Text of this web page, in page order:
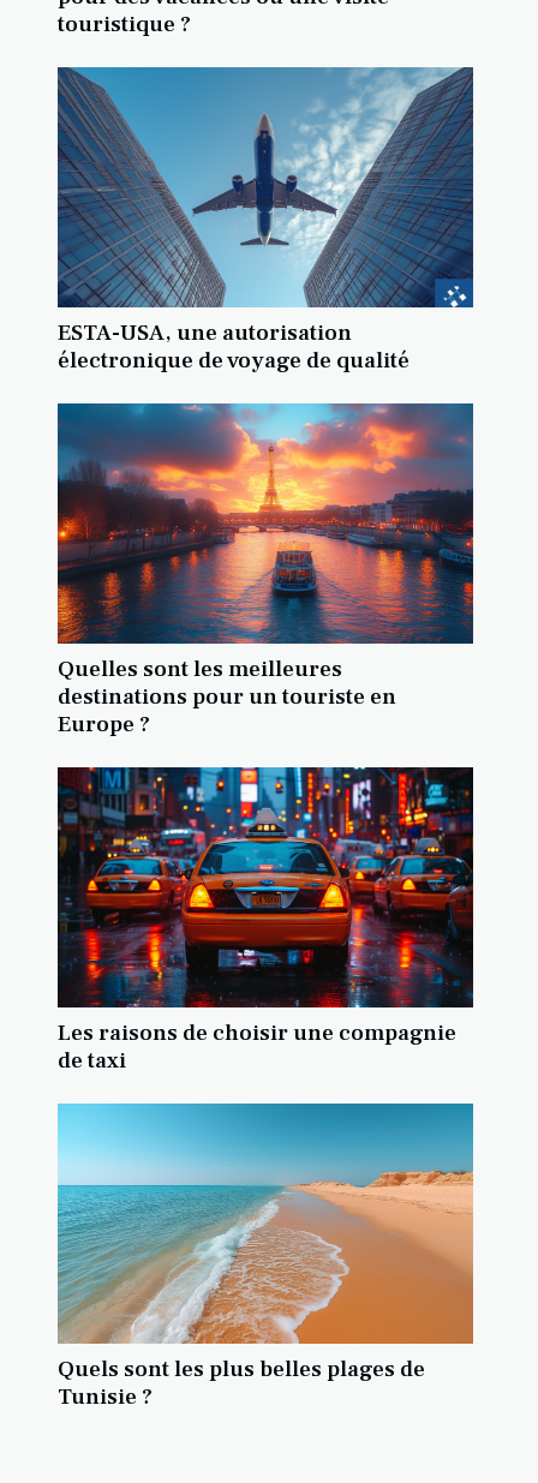
touristique ?
ESTA-USA, une autorisation
électronique de voyage de qualité
Quelles sont les meilleures
destinations pour un touriste en
Europe ?
Les raisons de choisir une compagnie
de taxi
Quels sont les plus belles plages de
Tunisie ?